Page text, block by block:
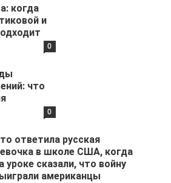
когда
и
0
что
0
ответила русская
в школе США, когда
уроке сказали, что войну
американцы